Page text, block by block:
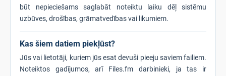
būt nepieciešams saglabāt noteiktu laiku dēļ sistēmu
uzbūves, drošības, grāmatvedības vai likumiem.
Kas šiem datiem piekļūst?
Jūs vai lietotāji, kuriem jūs esat devuši pieeju saviem failiem.
Noteiktos gadījumos, arī Files.fm darbinieki, ja tas ir